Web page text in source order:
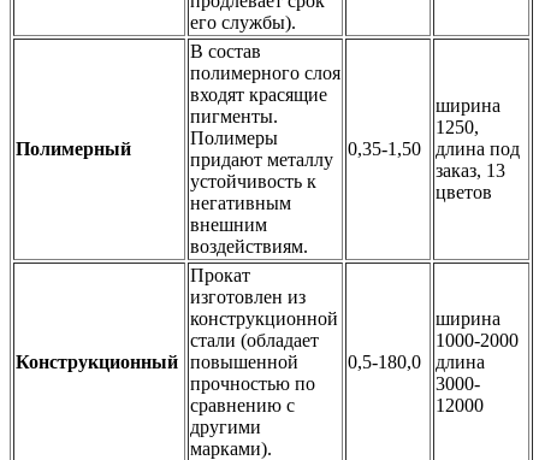
его службы).
Полимерный
В состав
полимерного слоя
входят красящие
пигменты.
Полимеры
придают металлу
устойчивость к
негативным
внешним
воздействиям.
0,35-1,50
ширина
1250,
длина под
заказ, 13
цветов
Конструкционный
Прокат
изготовлен из
конструкционной
стали (обладает
повышенной
прочностью по
сравнению с
другими
марками).
0,5-180,0
ширина
1000-2000
длина
3000-
12000